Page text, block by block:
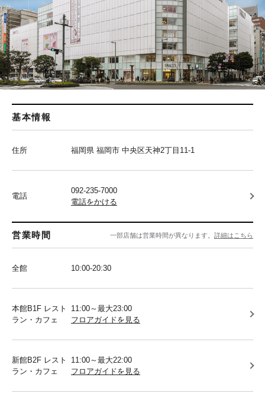
基本情報
住所 福岡県 福岡市 中央区天神2丁目11-1
電話
092-235-7000
電話をかける
営業時間 一部店舗は営業時間が異なります。 詳細はこちら
全館 10:00-20:30
本館B1F レスト
ラン・カフェ
11:00～最大23:00
フロアガイドを見る
新館B2F レスト
ラン・カフェ
11:00～最大22:00
フロアガイドを見る